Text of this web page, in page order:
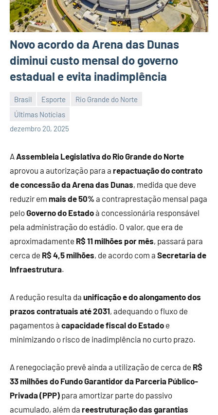
Novo acordo da Arena das Dunas
diminui custo mensal do governo
estadual e evita inadimplência
Brasil Esporte
Rio Grande do Norte
Últimas Notícias
dezembro 20, 2025
Habyner
Lima
Nenhum
Comentário
AAssembleia Legislativa do Rio Grande do Norte
aprovou a autorização para a repactuação do contrato
de concessão da Arena das Dunas, medida que deve
reduzir em mais de 50% a contraprestação mensal paga
peloGoverno do Estadoà concessionária responsável
pela administração do estádio. O valor, que era de
aproximadamente R$ 11 milhões por mês, passará para
cerca de R$ 4,5 milhões, de acordo com a Secretaria de
Infraestrutura.
A redução resulta da unificação e do alongamento dos
prazos contratuais até 2031, adequando o fluxo de
pagamentos à capacidade fiscal do Estado e
minimizando o risco de inadimplência no curto prazo.
A renegociação prevê ainda a utilização de cerca de R$
33 milhões do Fundo Garantidor da Parceria Público-
Privada (PPP) para amortizar parte do passivo
acumulado, além da reestruturação das garantias